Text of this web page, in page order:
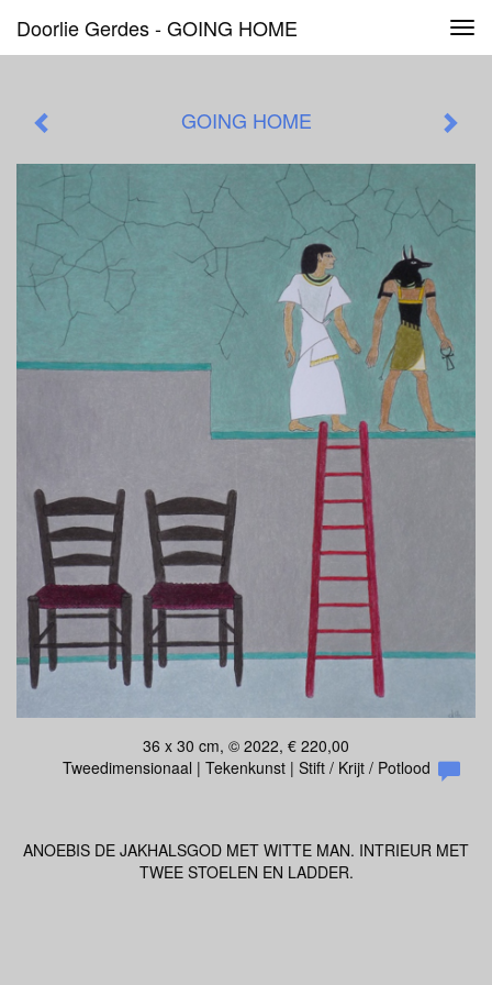
Doorlie Gerdes - GOING HOME
GOING HOME
36 x 30 cm, © 2022, € 220,00
Tweedimensionaal | Tekenkunst | Stift / Krijt / Potlood
ANOEBIS DE JAKHALSGOD MET WITTE MAN. INTRIEUR MET
TWEE STOELEN EN LADDER.